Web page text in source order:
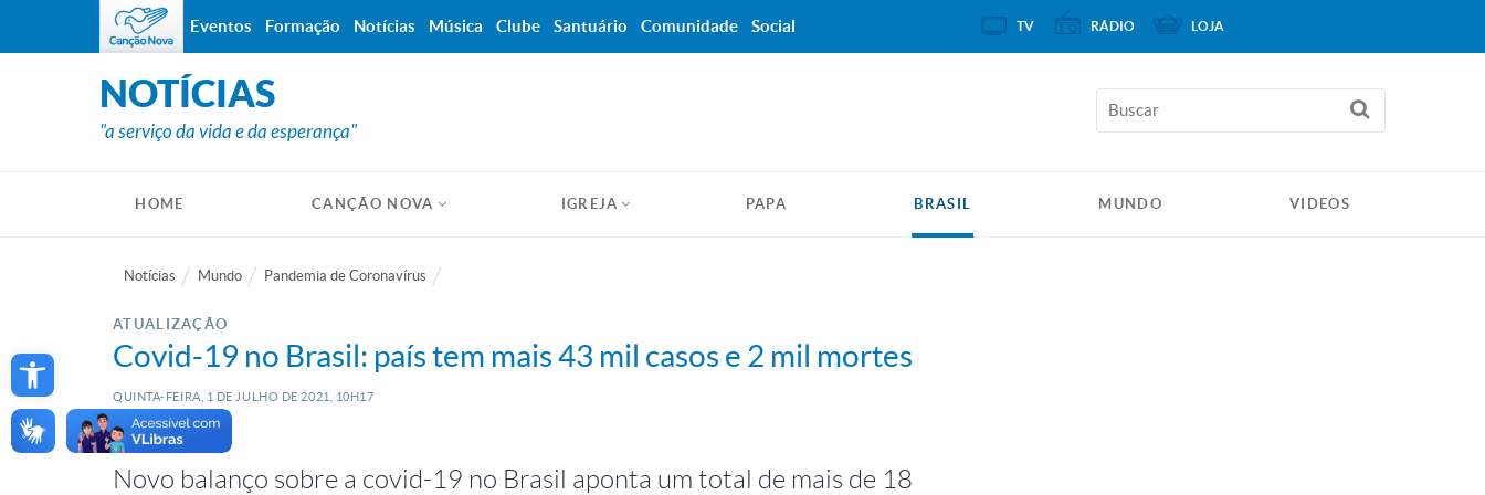
Open toolbar
NOTÍCIAS
"a serviço da vida e da esperança"
HOME CANÇÃO NOVA IGREJA PAPA BRASIL MUNDO VIDEOS
Notícias Mundo Pandemia de Coronavírus
ATUALIZAÇÃO
Covid-19 no Brasil: país tem mais 43 mil casos e 2 mil mortes
QUINTA-FEIRA, 1 DE JULHO DE 2021, 10H17
Novo balanço sobre a covid-19 no Brasil aponta um total de mais de 18
Eventos Formação Notícias Música Clube Santuário Comunidade Social TV RÁDIO LOJA